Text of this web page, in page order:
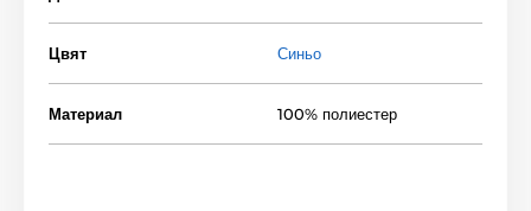
Цвят Синьо
Материал 100% полиестер